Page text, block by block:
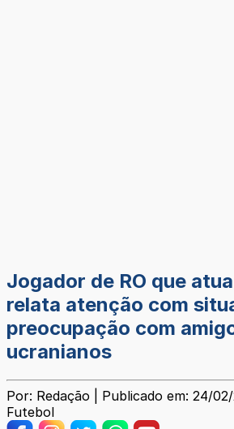
Jogador de RO que
relata atenção com
preocupação com
ucranianos
Por: Redação | Publicado em: 24/
Futebol